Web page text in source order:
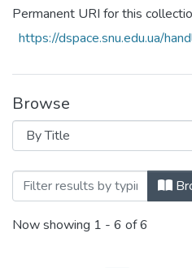
Permanent URI for this
https://dspace.snu.edu.ua/
Browse
Browsing Вісник
Now showing 1 - 6 of 6